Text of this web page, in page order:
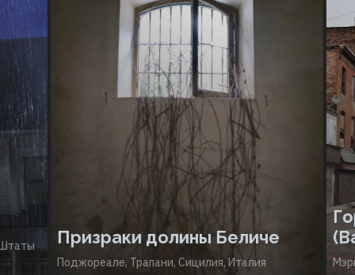
Призраки долины Беличе
Поджореале, Трапани, Сицилия, Италия